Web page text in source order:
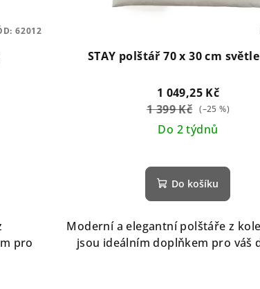
pro
62012
STAY polštář 70 x 30 cm
1 049,25 Kč
1 399 Kč (–25 %)
Do 2 týdnů
Do košíku
Moderní a elegantní polštáře z
jsou ideálním doplňkem pro váš